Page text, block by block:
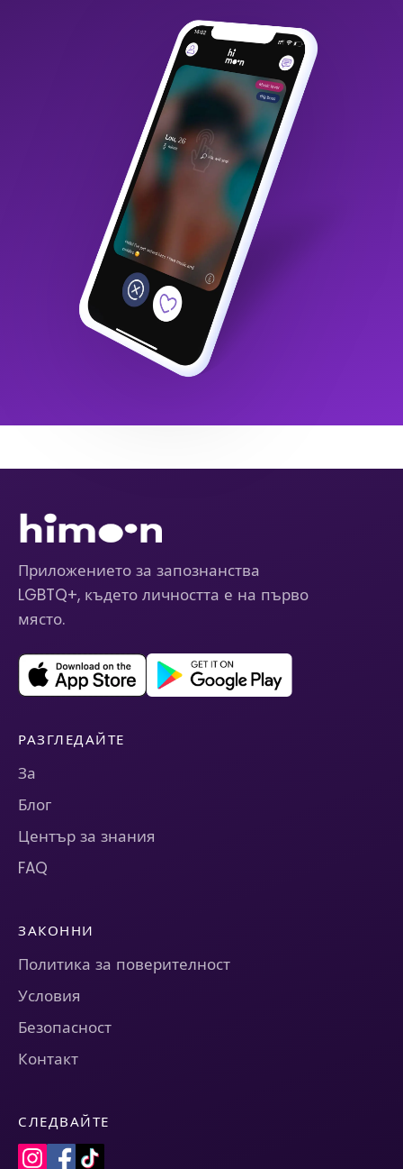
Приложението за запознанства
LGBTQ+, където личността е на първо
място.
РАЗГЛЕДАЙТЕ
За
Блог
Център за знания
FAQ
ЗАКОННИ
Политика за поверителност
Условия
Безопасност
Контакт
СЛЕДВАЙТЕ